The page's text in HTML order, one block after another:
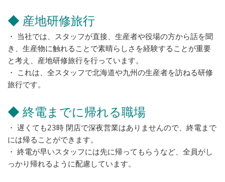
◆ 産地研修旅行
・ 当社では、スタッフが直接、生産者や役場の方から話を聞
き、生産物に触れることで素晴らしさを経験することが重要
と考え、産地研修旅行を行っています。
・ これは、全スタッフで北海道や九州の生産者を訪ねる研修
旅行です。
◆ 終電までに帰れる職場
・ 遅くても23時 閉店で深夜営業はありませんので、終電まで
には帰ることができます。
・ 終電が早いスタッフには先に帰ってもらうなど、全員がし
っかり帰れるように配慮しています。